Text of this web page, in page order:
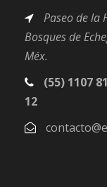
Paseo de la
Bosquesde
Méx.
(55) 1107
12